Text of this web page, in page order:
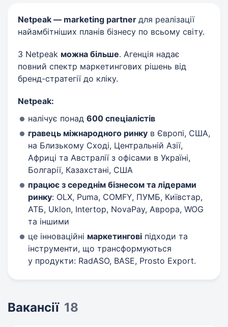
Netpeak — marketing partner для реалізації
найамбітніших планів бізнесу по всьому світу.
З Netpeak можна більше. Агенція надає
повний спектр маркетингових рішень від
бренд-стратегії до кліку.
Netpeak:
налічує понад 600 спеціалістів
гравець міжнародного ринку в Європі, США,
на Близькому Сході, Центральній Азії,
Африці та Австралії з офісами в Україні,
Болгарії, Казахстані, США
працює з середнім бізнесом та лідерами
ринку: OLX, Puma, COMFY, ПУМБ, Київстар,
АТБ, Uklon, Intertop, NovaPay, Аврора, WOG
та іншими
це інноваційні маркетингові підходи та
інструменти, що трансформуються
у продукти: RadASO, BASE, Prosto Export.
Вакансії 18